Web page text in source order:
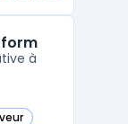
et
à